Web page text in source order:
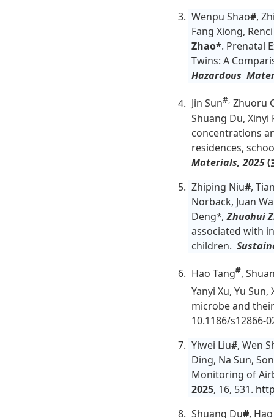
Wenpu Shao#,
Fang Xiong,
Zhao*. Prenatal
Twins: A
Hazardous
Jin Sun#, Zhuoru
Shuang Du, Xinyi
concentrations
residences,
Materials, 2025(
Zhiping Niu#,
Norback, Juan
Deng*,Zhuohui
associated with
children.
Hao Tang#,
Yanyi Xu, Yu Sun,
microbe and
10.1186/s12866-
Yiwei Liu#, Wen
Ding, Na Sun,
Monitoring of
2025, 16, 531.
Shuang Du#,